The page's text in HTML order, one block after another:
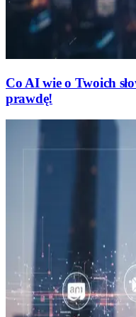
Co AI wie o Twoich
prawdę!